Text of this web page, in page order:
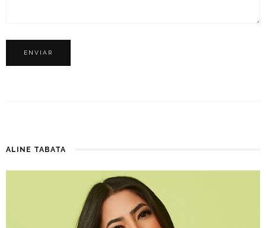
ALINE TABATA